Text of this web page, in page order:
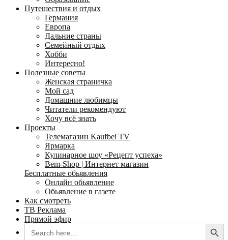
Путешествия и отдых
Германия
Европа
Дальние страны
Семейный отдых
Хобби
Интересно!
Полезные советы
Женская страничка
Мой сад
Домашние любимцы
Читатели рекомендуют
Хочу всё знать
Проекты
Телемагазин Kaufbei TV
Ярмарка
Кулинарное шоу «Рецепт успеха»
Bem-Shop | Интернет магазин
Бесплатные обьявления
Онлайн обьявление
Обьявление в газете
Как смотреть
ТВ Реклама
Прямой эфир
Search
for:
Search Button